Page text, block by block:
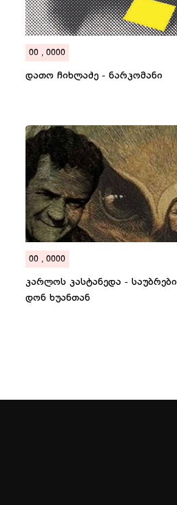
00 , 0000
დათო ჩიხლაძე - ნარკომანი
00 , 0000
კარლოს კასტანედა - საუბრები
დონ ხუანთან